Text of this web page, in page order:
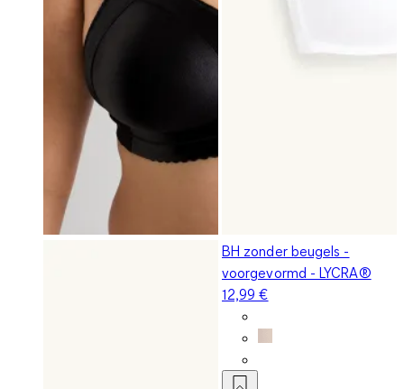
BH zonder beugels -
voorgevormd - LYCRA®
12,99 €